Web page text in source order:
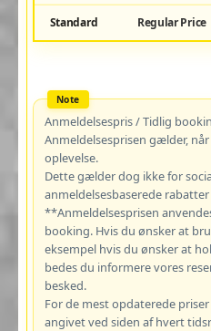
Standard Regular Price
Anmeldelsespris / Tidlig
Anmeldelsesprisen gælder,
oplevelse.
Dette gælder dog ikke for
anmeldelsesbaserede
**Anmeldelsesprisen
booking. Hvis du ønsker at
eksempel hvis du ønsker at
bedes du informere vores
besked.
For de mest opdaterede
angivet ved siden af hvert